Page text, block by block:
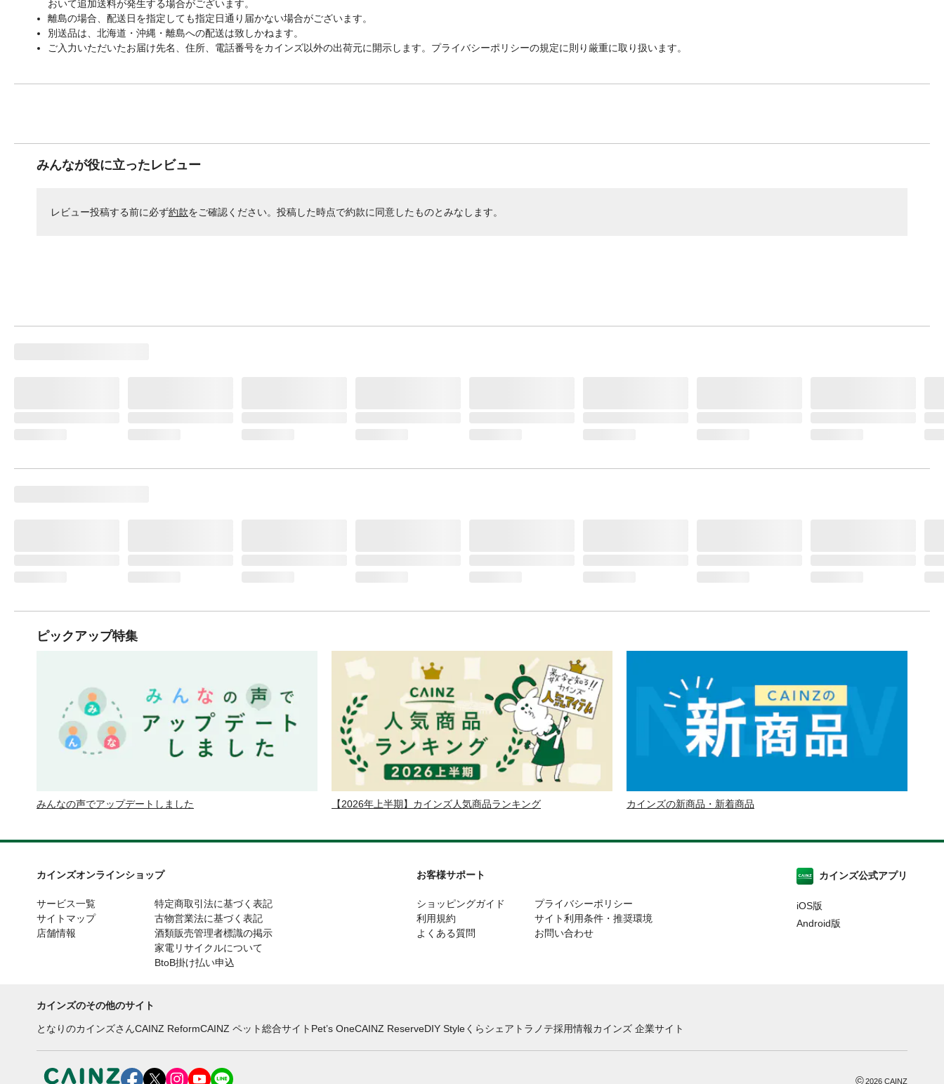
おいて追加送料が発生する場合がございます。
離島の場合、配送日を指定しても指定日通り届かない場合がございます。
別送品は、北海道・沖縄・離島への配送は致しかねます。
ご入力いただいたお届け先名、住所、電話番号をカインズ以外の出荷元に開示します。プライバシーポリシーの規定に則り厳重に取り扱います。
みんなが役に立ったレビュー
レビュー投稿する前に必ず約款をご確認ください。投稿した時点で約款に同意したものとみなします。
ピックアップ特集
みんなの声でアップデートしました 【2026年上半期】カインズ人気商品ランキング カインズの新商品・新着商品
カインズオンラインショップ
サービス一覧
サイトマップ
店舗情報
特定商取引法に基づく表記
古物営業法に基づく表記
酒類販売管理者標識の掲示
家電リサイクルについて
BtoB掛け払い申込
お客様サポート
ショッピングガイド
利用規約
よくある質問
プライバシーポリシー
サイト利用条件・推奨環境
お問い合わせ
カインズ公式アプリ
iOS版
Android版
カインズのその他のサイト
となりのカインズさんCAINZ ReformCAINZ ペット総合サイト Pet’s OneCAINZ ReserveDIY Styleくらシェア トラノテ採用情報カインズ 企業サイト
©2026 CAINZ